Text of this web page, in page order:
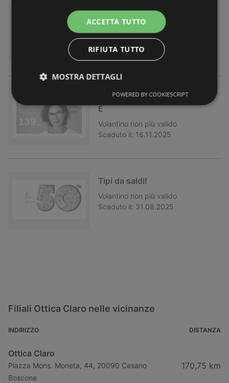
Chi ha paura del gatto nero ?
non più valido
Scaduto il: 30.11.2025
COPPIA DI LENTI PROGRESSIV
E
Volantino non più valido
Scaduto il: 16.11.2025
Tipi da saldi!
Volantino non più valido
Scaduto il: 31.08.2025
Filiali Ottica Claro nelle vicinanze
INDIRIZZO DISTANZA
Ottica Claro
Piazza Mons. Moneta, 44, 20090 Cesano
Boscone
170,75 km
ACCETTA TUTTO
RIFIUTA TUTTO
MOSTRA DETTAGLI
POWERED BY COOKIESCRIPT